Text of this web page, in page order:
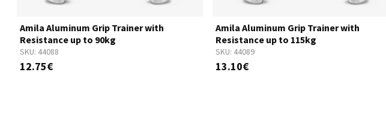
SKU: 44088
Amila Aluminum Grip Trainer with
Resistance up to 90kg
12.75€
SKU: 44089
Amila Aluminum Grip Trainer with
Resistance up to 115kg
13.10€